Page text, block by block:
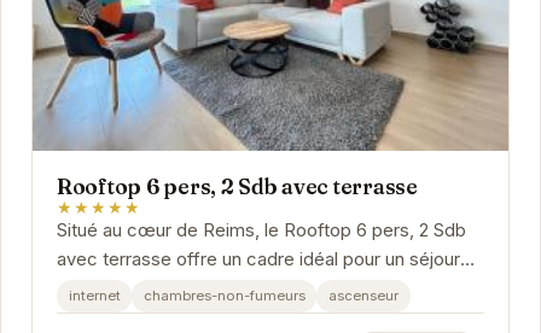
Rooftop 6 pers, 2 Sdb avec terrasse
★★★★★
Situé au cœur de Reims, le Rooftop 6 pers, 2 Sdb
avec terrasse offre un cadre idéal pour un séjour
mémorable. Ses deux salles de bain et sa...
internet chambres-non-fumeurs ascenseur